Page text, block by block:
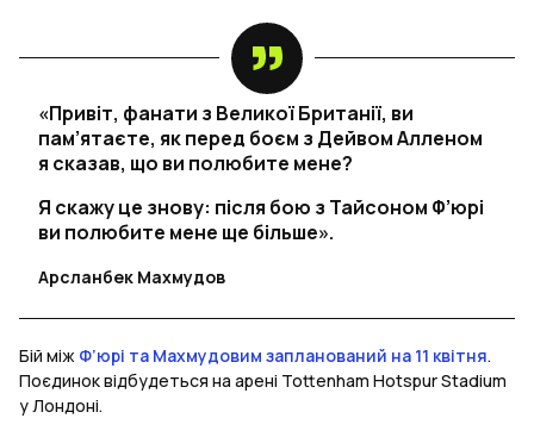
«Привіт, фанати з Великої Британії, ви
пам’ятаєте, як перед боєм з Дейвом Алленом
я сказав, що ви полюбите мене?
Я скажу це знову: після бою з Тайсоном Ф’юрі
ви полюбите мене ще більше».
Арсланбек Махмудов
Бій між Ф’юрі та Махмудовим запланований на 11 квітня.
Поєдинок відбудеться на арені Tottenham Hotspur Stadium
у Лондоні.